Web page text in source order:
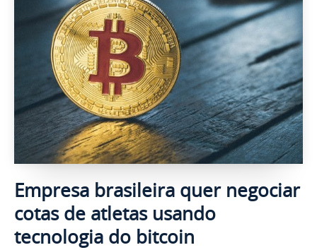
Empresa brasileira quer negociar
cotas de atletas usando
tecnologia do bitcoin